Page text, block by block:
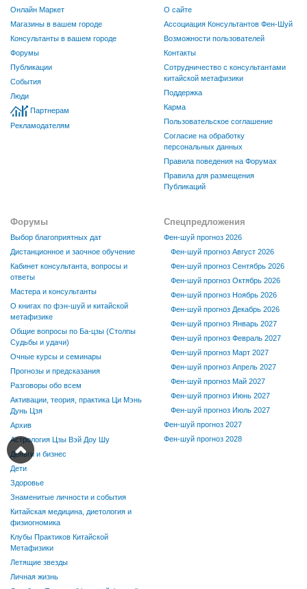
Онлайн Маркет
Магазины в вашем городе
Консультанты в вашем городе
Форумы
Публикации
События
Люди
Партнерам
Рекламодателям
О сайте
Ассоциация Консультантов Фен-Шуй
Возможности пользователей
Контакты
Сотрудничество с консультантами
китайской метафизики
Поддержка
Карма
Пользовательское соглашение
Согласие на обработку
персональных данных
Правила поведения на Форумах
Правила для размещения
Публикаций
Форумы
Выбор благоприятных дат
Дистанционное и заочное обучение
Кабинет консультанта, вопросы и
ответы
Мастера и консультанты
О книгах по фэн-шуй и китайской
метафизике
Общие вопросы по Ба-цзы (Столпы
Судьбы и удачи)
Очные курсы и семинары
Прогнозы и предсказания
Разговоры обо всем
Активации, теория, практика Ци Мэнь
Дунь Цзя
Архив
Астрология Цзы Вэй Доу Шу
Деньги и бизнес
Дети
Здоровье
Знаменитые личности и события
Китайская медицина, диетология и
физиогномика
Клубы Практиков Китайской
Метафизики
Летящие звезды
Личная жизнь
Спецпредложения
Фен-шуй прогноз 2026
Фен-шуй прогноз Август 2026
Фен-шуй прогноз Сентябрь 2026
Фен-шуй прогноз Октябрь 2026
Фен-шуй прогноз Ноябрь 2026
Фен-шуй прогноз Декабрь 2026
Фен-шуй прогноз Январь 2027
Фен-шуй прогноз Февраль 2027
Фен-шуй прогноз Март 2027
Фен-шуй прогноз Апрель 2027
Фен-шуй прогноз Май 2027
Фен-шуй прогноз Июнь 2027
Фен-шуй прогноз Июль 2027
Фен-шуй прогноз 2027
Фен-шуй прогноз 2028